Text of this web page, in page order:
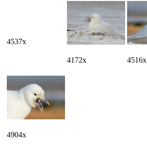
4537x
4172x 4516x
4904x